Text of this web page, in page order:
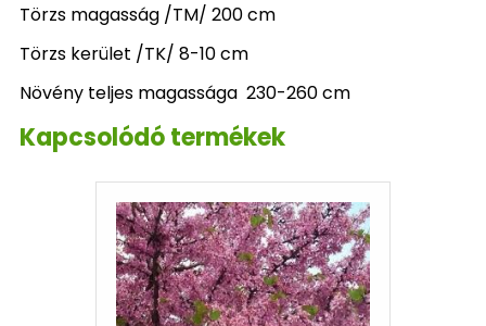
Törzs magasság /TM/ 200 cm
Törzs kerület /TK/ 8-10 cm
Növény teljes magassága 230-260 cm
Kapcsolódó termékek